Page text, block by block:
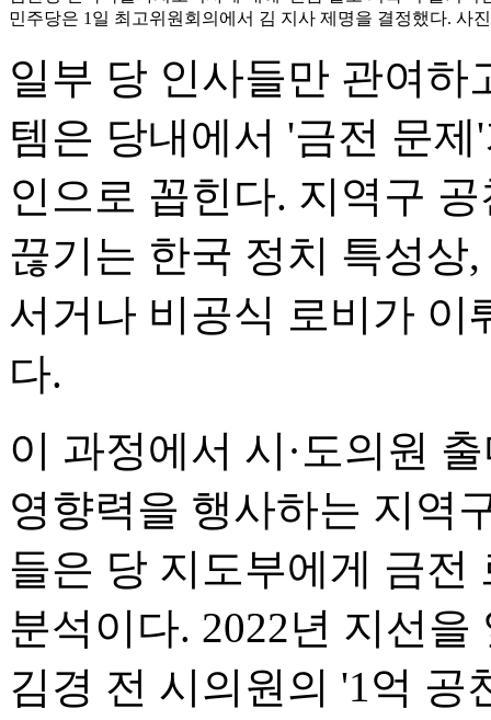
민주당은 1일 최고위원회의에서 김 지사 제명을 결정했다. 사
일부 당 인사들만 관여하
템은 당내에서 '금전 문
인으로 꼽힌다. 지역구
끊기는 한국 정치 특성상
서거나 비공식 로비가 이
다.
이 과정에서 시·도의원
영향력을 행사하는 지역
들은 당 지도부에게 금전
분석이다. 2022년 지선
김경 전 시의원의 '1억 공